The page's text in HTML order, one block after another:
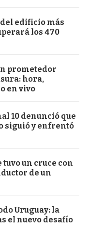
edificio más
los 470
prometedor
hora,
en vivo
10 denunció que
siguió y enfrentó
un cruce con
de un
Uruguay: la
el nuevo desafío